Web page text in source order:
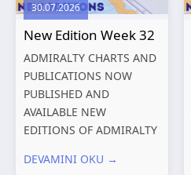
30.07.2026
New Edition Week 32
ADMIRALTY CHARTS AND
PUBLICATIONS NOW
PUBLISHED AND
AVAILABLE NEW
EDITIONS OF ADMIRALTY
PUBLICATIONS New
DEVAMINI OKU →